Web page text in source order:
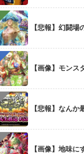
【悲報】幻闘
【画像】モン
【悲報】なん
【画像】地味に